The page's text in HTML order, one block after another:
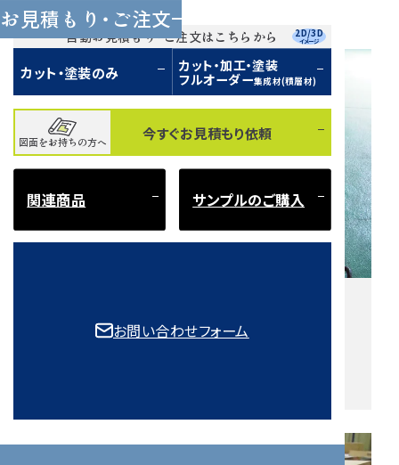
お見積もり・ご注文
自動お見積もり・ご注文はこちらから
カット・塗装のみ
カット・加工・塗装
フルオーダー集成材(積層材)
2D/3D
イメージ
図面をお持ちの方へ 今すぐお見積もり依頼
関連商品 サンプルのご購入
お問い合わせフォーム
木材の状態